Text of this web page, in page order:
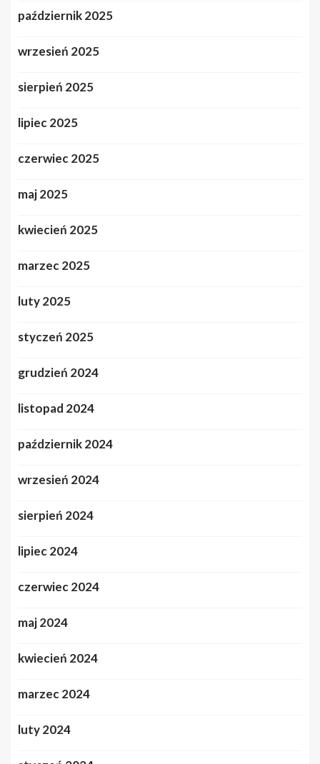
październik 2025
wrzesień 2025
sierpień 2025
lipiec 2025
czerwiec 2025
maj 2025
kwiecień 2025
marzec 2025
luty 2025
styczeń 2025
grudzień 2024
listopad 2024
październik 2024
wrzesień 2024
sierpień 2024
lipiec 2024
czerwiec 2024
maj 2024
kwiecień 2024
marzec 2024
luty 2024